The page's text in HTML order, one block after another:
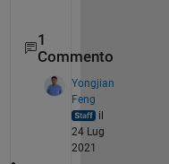
1
Commento
Yongjian
Feng
il
24 Lug
2021